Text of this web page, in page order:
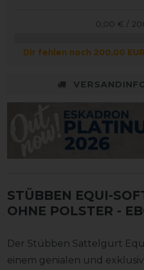
0,00 € /
Dir fehlen noch 200,00
STÜBBEN EQUI-
OHNE POLSTER -
Der Stübben Sattelgurt
einem genialen und